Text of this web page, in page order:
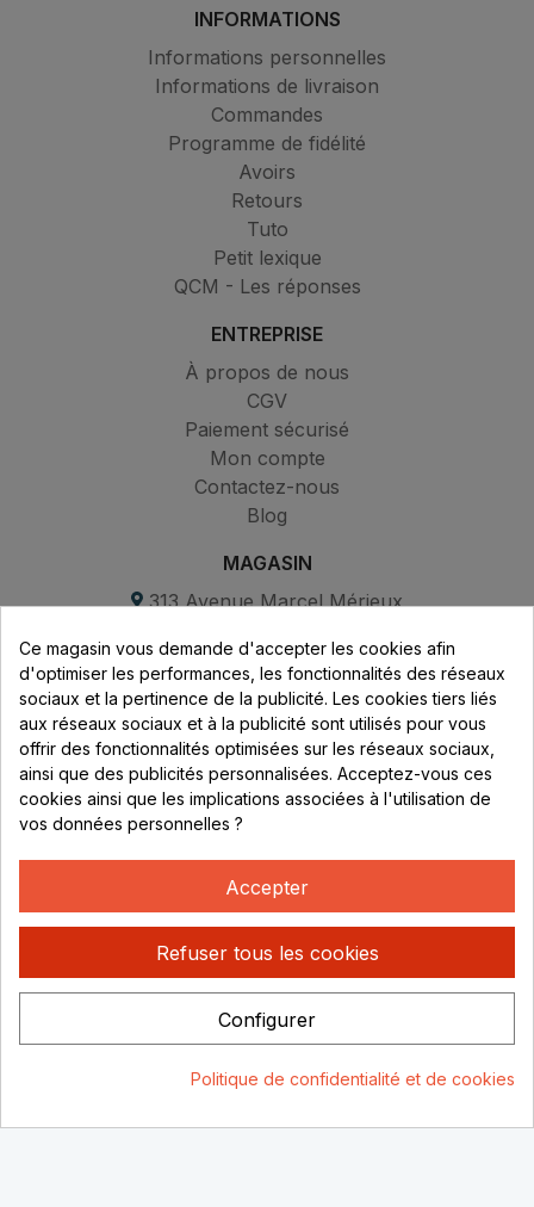
INFORMATIONS
Informations personnelles
Informations de livraison
Commandes
Programme de fidélité
Avoirs
Retours
Tuto
Petit lexique
QCM - Les réponses
ENTREPRISE
À propos de nous
CGV
Paiement sécurisé
Mon compte
Contactez-nous
Blog
MAGASIN
313 Avenue Marcel Mérieux
69530 Brignais
Lundi au vendredi :
8h - 16h
uniquement sur Rendez-vous
CONTACT
04 78 37 00 68
contact@rhonephilatelie.fr
Un site conçu par :
Ce magasin vous demande d'accepter les cookies afin
d'optimiser les performances, les fonctionnalités des réseaux
sociaux et la pertinence de la publicité. Les cookies tiers liés
aux réseaux sociaux et à la publicité sont utilisés pour vous
offrir des fonctionnalités optimisées sur les réseaux sociaux,
ainsi que des publicités personnalisées. Acceptez-vous ces
cookies ainsi que les implications associées à l'utilisation de
vos données personnelles ?
Accepter
Refuser tous les cookies
Configurer
Politique de confidentialité et de cookies